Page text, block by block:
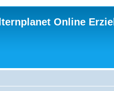
Online